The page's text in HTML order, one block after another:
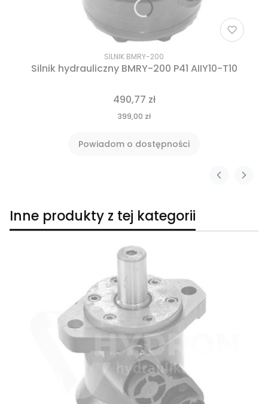
SILNIK BMRY-200
Silnik hydrauliczny BMRY-200 P41 AIIY10-T10
490,77 zł
399,00 zł
Powiadom o dostępności
Inne produkty z tej kategorii